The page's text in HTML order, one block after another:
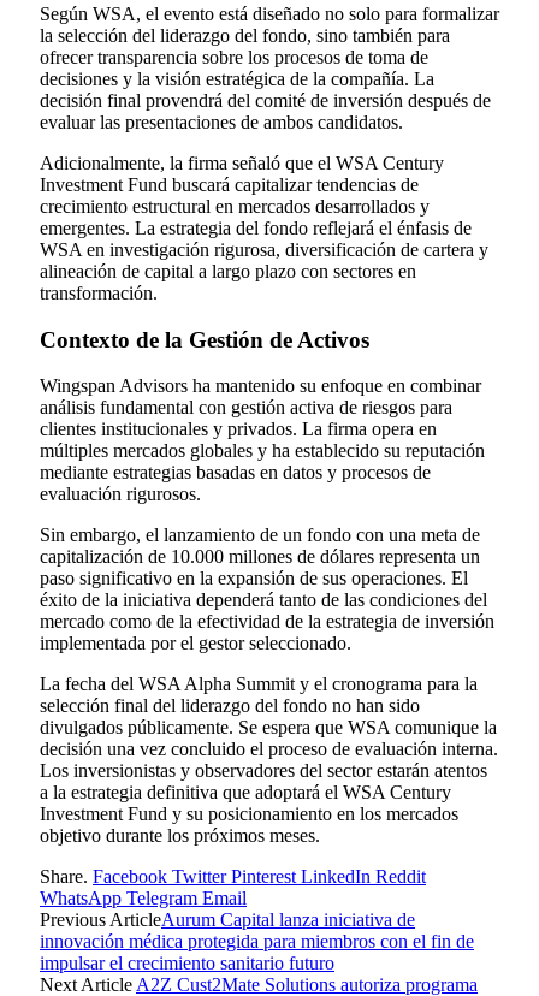
Según WSA, el evento está diseñado no solo para formalizar
la selección del liderazgo del fondo, sino también para
ofrecer transparencia sobre los procesos de toma de
decisiones y la visión estratégica de la compañía. La
decisión final provendrá del comité de inversión después de
evaluar las presentaciones de ambos candidatos.
Adicionalmente, la firma señaló que el WSA Century
Investment Fund buscará capitalizar tendencias de
crecimiento estructural en mercados desarrollados y
emergentes. La estrategia del fondo reflejará el énfasis de
WSA en investigación rigurosa, diversificación de cartera y
alineación de capital a largo plazo con sectores en
transformación.
Contexto de la Gestión de Activos
Wingspan Advisors ha mantenido su enfoque en combinar
análisis fundamental con gestión activa de riesgos para
clientes institucionales y privados. La firma opera en
múltiples mercados globales y ha establecido su reputación
mediante estrategias basadas en datos y procesos de
evaluación rigurosos.
Sin embargo, el lanzamiento de un fondo con una meta de
capitalización de 10.000 millones de dólares representa un
paso significativo en la expansión de sus operaciones. El
éxito de la iniciativa dependerá tanto de las condiciones del
mercado como de la efectividad de la estrategia de inversión
implementada por el gestor seleccionado.
La fecha del WSA Alpha Summit y el cronograma para la
selección final del liderazgo del fondo no han sido
divulgados públicamente. Se espera que WSA comunique la
decisión una vez concluido el proceso de evaluación interna.
Los inversionistas y observadores del sector estarán atentos
a la estrategia definitiva que adoptará el WSA Century
Investment Fund y su posicionamiento en los mercados
objetivo durante los próximos meses.
Share. Facebook Twitter Pinterest LinkedIn Reddit
WhatsApp Telegram Email
Previous ArticleAurum Capital lanza iniciativa de
innovación médica protegida para miembros con el fin de
impulsar el crecimiento sanitario futuro
Next Article A2Z Cust2Mate Solutions autoriza programa